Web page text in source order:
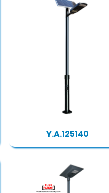
Y.A.125140